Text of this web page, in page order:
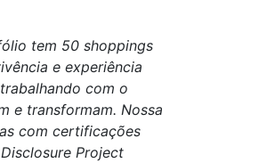
tem 50 shoppings
e experiência
com o
e transformam. Nossa
com certificações
Project